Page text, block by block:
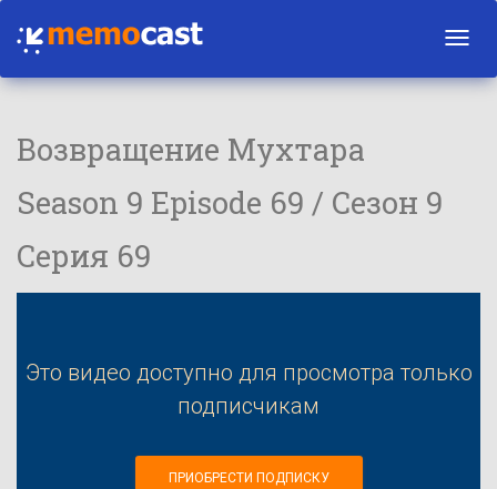
Возвращение Мухтара
Season 9 Episode 69 / Сезон 9
Серия 69
Это видео доступно для просмотра только
подписчикам
ПРИОБРЕСТИ ПОДПИСКУ